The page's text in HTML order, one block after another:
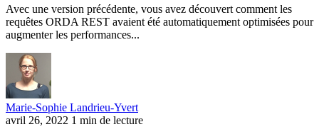
Avec une version précédente, vous avez découvert comment les
requêtes ORDA REST avaient été automatiquement optimisées pour
augmenter les performances...
Marie-Sophie Landrieu-Yvert
avril 26, 2022 1 min de lecture